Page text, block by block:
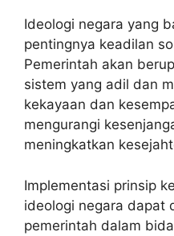
Ideologi negara yang
pentingnya keadilan
Pemerintah akan
sistem yang adil dan
kekayaan dan
mengurangi
meningkatkan
Implementasi prinsip
ideologi negara dapat
pemerintah dalam